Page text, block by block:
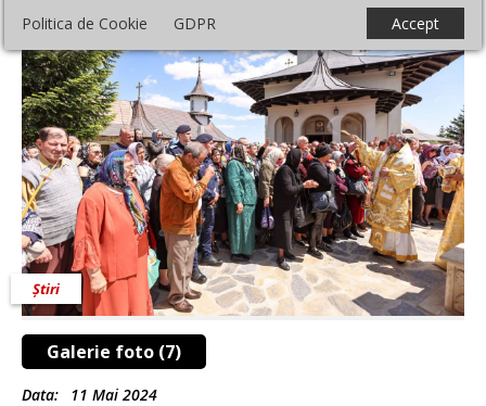
Politica de Cookie GDPR Accept
Galerie foto (7)
Știri
Data: 11 Mai 2024